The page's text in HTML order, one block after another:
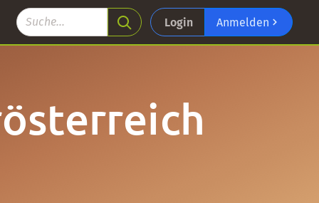
Login Anmelden